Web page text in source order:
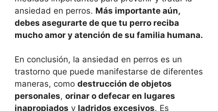
ansiedad en perros. Más importante aún,
debes asegurarte de que tu perro reciba
mucho amor y atención de su familia humana.
En conclusión, la ansiedad en perros es un
trastorno que puede manifestarse de diferentes
maneras, como destrucción de objetos
personales, orinar o defecar en lugares
inapropiados y ladridos excesivos. Es